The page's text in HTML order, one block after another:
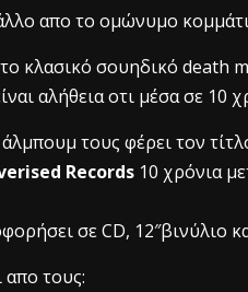
απο το ομώνυμο
κλασικό σουηδικό death
αλήθεια οτι μέσα σε 10
τους φέρει τον
Records 10 χρόνια
σε CD, 12″βινύλιο
απο τους: